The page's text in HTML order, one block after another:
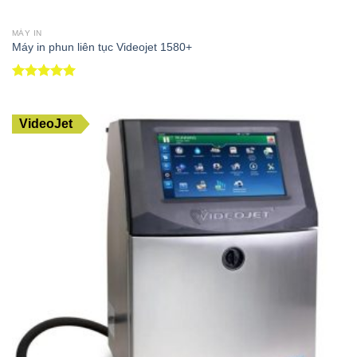
MÁY IN
Máy in phun liên tục Videojet 1580+
5 sao
VideoJet